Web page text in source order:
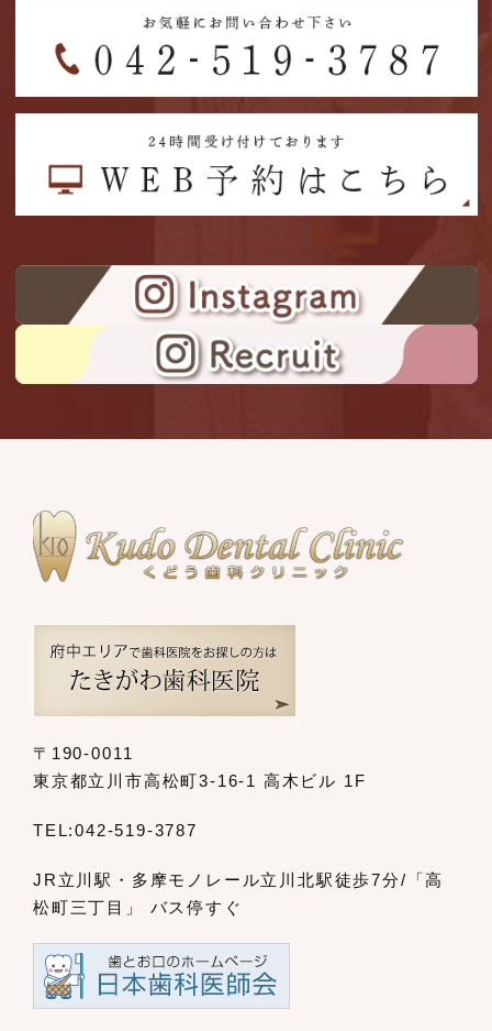
〒190-0011
東京都立川市高松町3-16-1 高木ビル 1F
TEL:042-519-3787
JR立川駅・多摩モノレール立川北駅徒歩7分/「高
松町三丁目」 バス停すぐ